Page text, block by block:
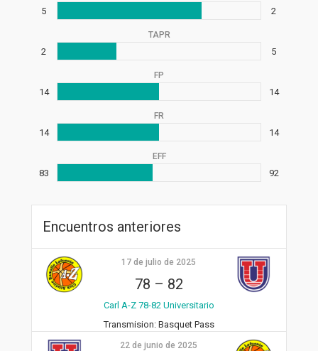
5 2
TAPR
2 5
FP
14 14
FR
14 14
EFF
83 92
Encuentros anteriores
17 de julio de 2025
78 – 82
Carl A-Z 78-82 Universitario
Transmision:Basquet Pass
22 de junio de 2025